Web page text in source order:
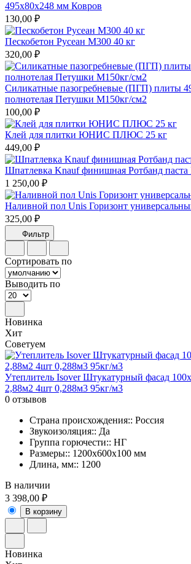
495х80х248 мм Ковров
130,00 ₽
Пескобетон Русеан М300 40 кг
320,00 ₽
Силикатные пазогребневые (ПГП) плиты
полнотелая Петушки М150кг/см2
100,00 ₽
Клей для плитки ЮНИС ПЛЮС 25 кг
449,00 ₽
Шпатлевка Knauf финишная Ротбанд
1 250,00 ₽
Наливной пол Unis Горизонт
325,00 ₽
Фильтр
Сортировать по
Выводить по
Новинка
Хит
Советуем
Утеплитель Isover Штукатурный фасад
2,88м2 4шт 0,288м3 95кг/м3
0 отзывов
Страна происхождения:: Россия
Звукоизоляция:: Да
Группа горючести:: НГ
Размеры:: 1200x600x100 мм
Длина, мм:: 1200
В наличии
3 398,00 ₽
В корзину
Новинка